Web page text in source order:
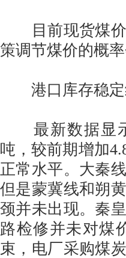
目前现货煤价
策调节煤价的概
港口库存稳定
最新数据显示
吨，较前期增加
正常水平。大秦
但是蒙冀线和朔
颈并未出现。秦
路检修并未对煤
束，电厂采购煤